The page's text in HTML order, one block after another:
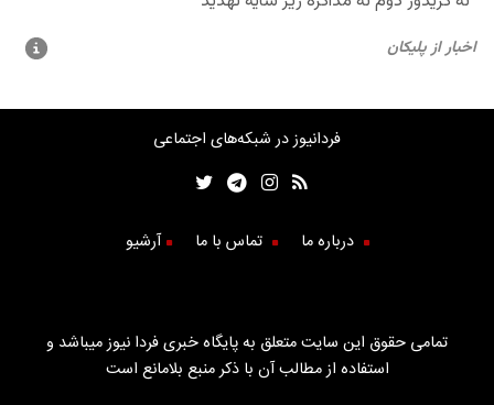
فردانیوز در شبکه‌های اجتماعی
درباره ما تماس با ما آرشیو
تمامی حقوق این سایت متعلق به پایگاه خبری فردا نیوز میباشد و
استفاده از مطالب آن با ذکر منبع بلامانع است